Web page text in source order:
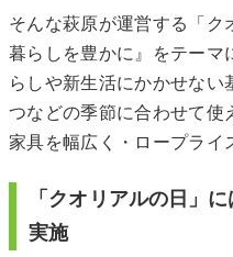
そんな萩原が運営する「ク
暮らしを豊かに』をテーマ
らしや新生活にかかせない
つなどの季節に合わせて使
家具を幅広く・ロープライ
「クオリアルの日」
実施